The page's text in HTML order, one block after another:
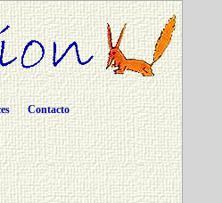
Contacto